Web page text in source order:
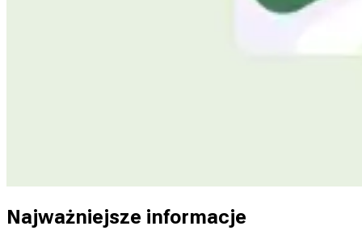
Najważniejsze informacje